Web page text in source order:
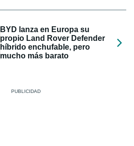
BYD lanza en Europa su
propio Land Rover Defender
híbrido enchufable, pero
mucho más barato